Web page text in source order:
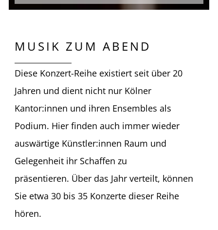
MUSIK ZUM ABEND
Diese Konzert-Reihe existiert seit über 20
Jahren und dient nicht nur Kölner
Kantor:innen und ihren Ensembles als
Podium. Hier finden auch immer wieder
auswärtige Künstler:innen Raum und
Gelegenheit ihr Schaffen zu
präsentieren. Über das Jahr verteilt, können
Sie etwa 30 bis 35 Konzerte dieser Reihe
hören.